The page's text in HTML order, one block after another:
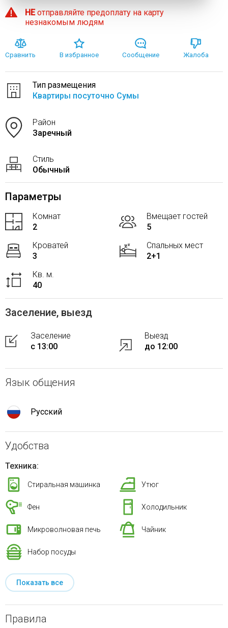
НЕотправляйте предоплату на карту
незнакомым людям
Сравнить В избранное Сообщение Жалоба
Тип размещения
Квартиры посуточно Сумы
Район
Заречный
Стиль
Обычный
Параметры
Комнат
2
Вмещает гостей
5
Кроватей
3
Спальных мест
2+1
Кв. м.
40
Заселение, выезд
Заселение
с 13:00
Выезд
до 12:00
Язык общения
Русский
Удобства
Техника:
Стиральная машинка Утюг
Фен Холодильник
Микроволновая печь Чайник
Набор посуды
Показать все
Правила